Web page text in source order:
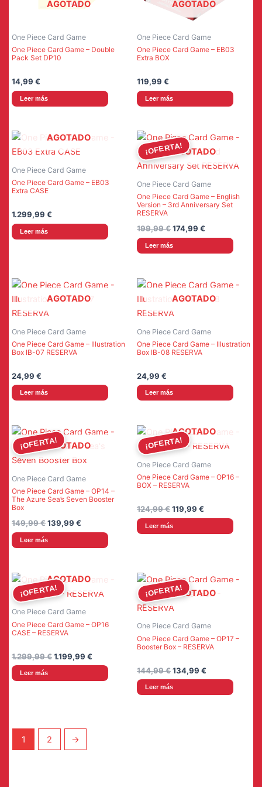
AGOTADO
One Piece Card Game
One Piece Card Game – Double
Pack Set DP10
14,99 €
Leer más
AGOTADO
One Piece Card Game
One Piece Card Game – EB03
Extra BOX
119,99 €
Leer más
AGOTADO
One Piece Card Game
One Piece Card Game – EB03
Extra CASE
1.299,99 €
Leer más
AGOTADO
¡OFERTA!
One Piece Card Game
One Piece Card Game – English
Version – 3rd Anniversary Set
RESERVA
199,99€El
precio
original
174,99 €
precio
Leer más
AGOTADO
One Piece Card Game
One Piece Card Game – Illustration
Box IB-07 RESERVA
24,99 €
Leer más
AGOTADO
One Piece Card Game
One Piece Card Game – Illustration
Box IB-08 RESERVA
24,99 €
Leer más
AGOTADO
¡OFERTA!
One Piece Card Game
One Piece Card Game – OP14 –
The Azure Sea’s Seven Booster
Box
149,99€El
precio
original
139,99 €
precio
Leer más
AGOTADO
¡OFERTA!
One Piece Card Game
One Piece Card Game – OP16 –
BOX – RESERVA
124,99€El
precio
original
119,99 €
precio
Leer más
AGOTADO
¡OFERTA!
One Piece Card Game
One Piece Card Game – OP16
CASE – RESERVA
1.299,99€El
precio
1.199,99 €
precio
actual
Leer más
AGOTADO
¡OFERTA!
One Piece Card Game
One Piece Card Game – OP17 –
Booster Box – RESERVA
144,99€El
precio
original
134,99 €
precio
Leer más
1 2 →